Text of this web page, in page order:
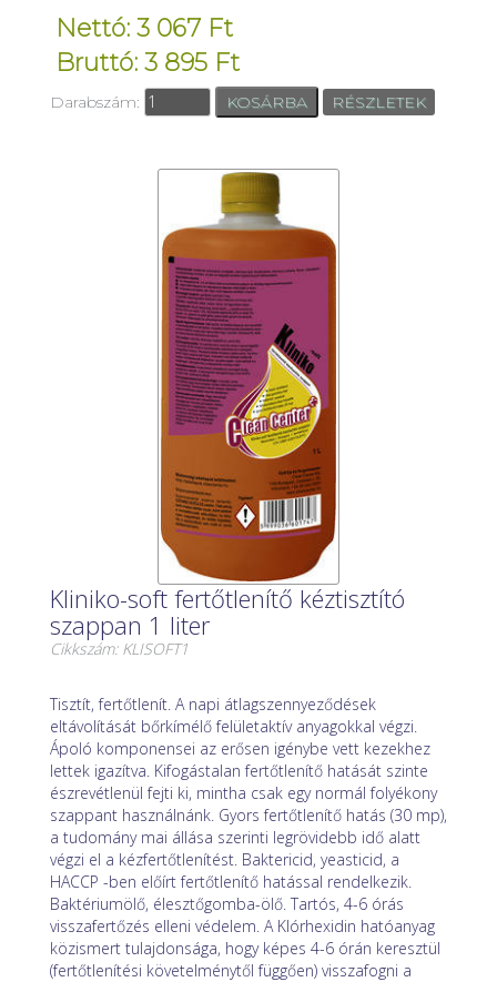
Nettó: 3 067 Ft
Bruttó: 3 895 Ft
Darabszám: RÉSZLETEK
Kliniko-soft fertőtlenítő kéztisztító
szappan 1 liter
Cikkszám: KLISOFT1
Tisztít, fertőtlenít. A napi átlagszennyeződések
eltávolítását bőrkímélő felületaktív anyagokkal végzi.
Ápoló komponensei az erősen igénybe vett kezekhez
lettek igazítva. Kifogástalan fertőtlenítő hatását szinte
észrevétlenül fejti ki, mintha csak egy normál folyékony
szappant használnánk. Gyors fertőtlenítő hatás (30 mp),
a tudomány mai állása szerinti legrövidebb idő alatt
végzi el a kézfertőtlenítést. Baktericid, yeasticid, a
HACCP -ben előírt fertőtlenítő hatással rendelkezik.
Baktériumölő, élesztőgomba-ölő. Tartós, 4-6 órás
visszafertőzés elleni védelem. A Klórhexidin hatóanyag
közismert tulajdonsága, hogy képes 4-6 órán keresztül
(fertőtlenítési követelménytől függően) visszafogni a